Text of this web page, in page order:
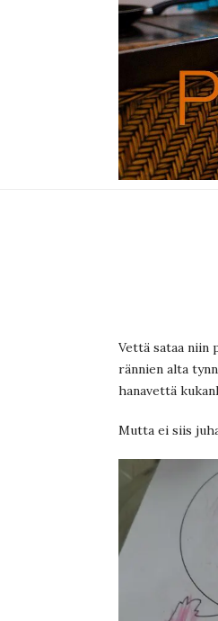
Vettä sataa niin
rännien alta
hanavettä
Mutta ei siis